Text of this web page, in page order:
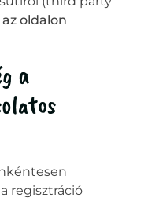
oldalon
a
regisztráció